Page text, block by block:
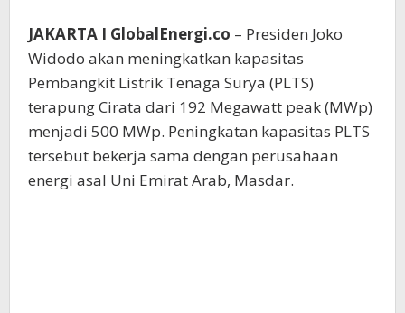
JAKARTA I GlobalEnergi.co – Presiden Joko
Widodo akan meningkatkan kapasitas
Pembangkit Listrik Tenaga Surya (PLTS)
terapung Cirata dari 192 Megawatt peak (MWp)
menjadi 500 MWp. Peningkatan kapasitas PLTS
tersebut bekerja sama dengan perusahaan
energi asal Uni Emirat Arab, Masdar.